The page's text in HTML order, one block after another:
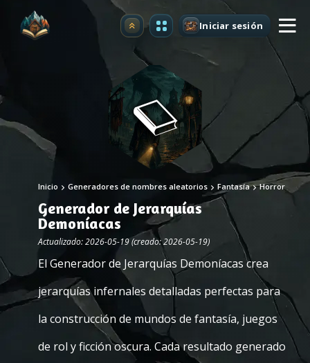
Mejorar Iniciar sesión
Inicio Generadores de nombres aleatorios Fantasía Horror
Generador de Jerarquías
Demoníacas
Actualizado: 2026-05-19 (creado: 2026-05-19)
El Generador de Jerarquías Demoníacas crea
jerarquías infernales detalladas perfectas para
la construcción de mundos de fantasía, juegos
de rol y ficción oscura. Cada resultado generado